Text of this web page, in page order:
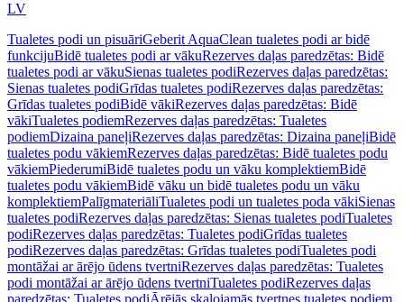
LV
Tualetes podi un pisuāriGeberit AquaClean tualetes podi ar bidē
funkcijuBidē tualetes podi ar vākuRezerves daļas paredzētas: Bidē
tualetes podi ar vākuSienas tualetes podiRezerves daļas paredzētas:
Sienas tualetes podiGrīdas tualetes podiRezerves daļas paredzētas:
Grīdas tualetes podiBidē vākiRezerves daļas paredzētas: Bidē
vākiTualetes podiemRezerves daļas paredzētas: Tualetes
podiemDizaina paneļiRezerves daļas paredzētas: Dizaina paneļiBidē
tualetes podu vākiemRezerves daļas paredzētas: Bidē tualetes podu
vākiemPiederumiBidē tualetes podu un vāku komplektiemBidē
tualetes podu vākiemBidē vāku un bidē tualetes podu un vāku
komplektiemPalīgmateriāliTualetes podi un tualetes poda vākiSienas
tualetes podiRezerves daļas paredzētas: Sienas tualetes podiTualetes
podiRezerves daļas paredzētas: Tualetes podiGrīdas tualetes
podiRezerves daļas paredzētas: Grīdas tualetes podiTualetes podi
montāžai ar ārējo ūdens tvertniRezerves daļas paredzētas: Tualetes
podi montāžai ar ārējo ūdens tvertniTualetes podiRezerves daļas
paredzētas: Tualetes podiĀrējās skalojamās tvertnes tualetes podiem,